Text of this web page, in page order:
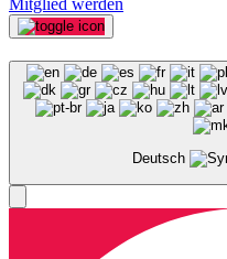
Mitglied werden
Deutsch